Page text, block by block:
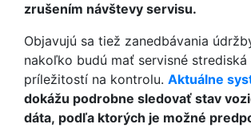
zrušením návštevy servisu.
Objavujú sa tiež zanedbávania
nakoľko budú mať servisné strediská
príležitostí na kontrolu. Aktuálne
dokážu podrobne sledovať stav
dáta, podľa ktorých je možné